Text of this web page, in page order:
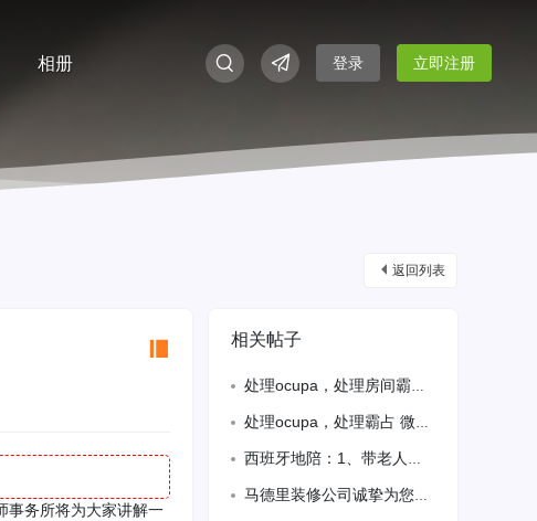
相册 登录 立即注册
返回列表
事务所将为大家讲解一
相关帖子
处理ocupa，处理房间霸占 微信chen272357653，根据家的情况 收费
处理ocupa，处理霸占 微信chen272357653，根据家的情况 收费！
西班牙地陪：1、带老人、孩子、孕妇去医院、银行、营业厅办业务或看病；（病危和传染
马德里装修公司诚挚为您服务，承接各种旺铺及住家更新装修